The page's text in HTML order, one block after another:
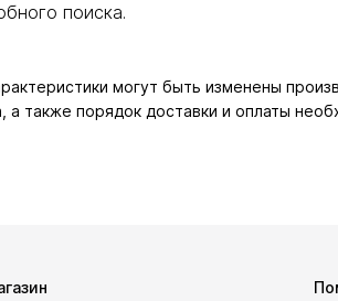
поиска.
могут быть изменены
также порядок доставки и оплаты